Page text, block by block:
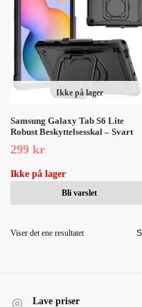
Ikke på lager
Samsung Galaxy Tab S6 Lite
Robust Beskyttelsesskal – Svart
299 kr
Ikke på lager
Bli varslet
Viser det ene resultatet
Lave priser